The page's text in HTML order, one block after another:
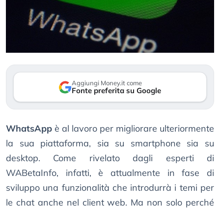
Aggiungi Money.it come
Fonte preferita su Google
WhatsApp è al lavoro per migliorare ulteriormente
la sua piattaforma, sia su smartphone sia su
desktop. Come rivelato dagli esperti di
WABetaInfo, infatti, è attualmente in fase di
sviluppo una funzionalità che introdurrà i temi per
le chat anche nel client web. Ma non solo perché